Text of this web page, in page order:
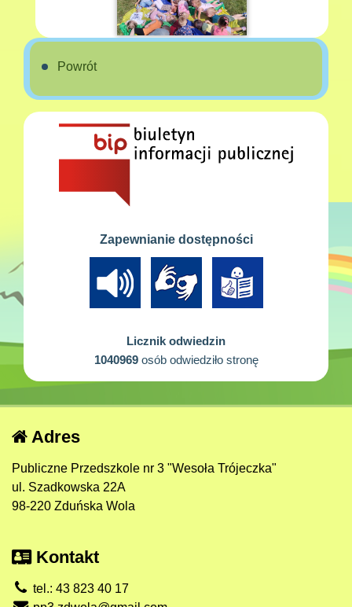
Powrót
Zapewnianie dostępności
Licznik odwiedzin
1040969osób odwiedziło stronę
Adres
Publiczne Przedszkole nr 3 "Wesoła Trójeczka"
ul. Szadkowska 22A
98-220 Zduńska Wola
Kontakt
tel.: 43 823 40 17